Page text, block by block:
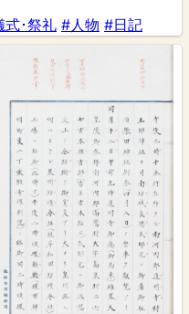
式･祭礼 #人物 #日記